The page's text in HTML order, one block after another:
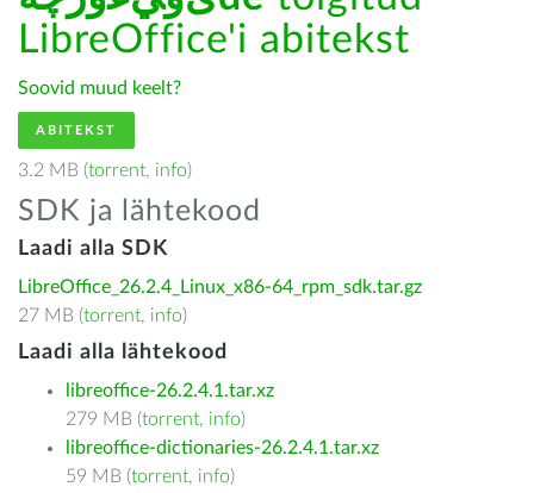
LibreOffice'i abitekst
Soovid muud keelt?
ABITEKST
3.2 MB (torrent, info)
SDK ja lähtekood
Laadi alla SDK
LibreOffice_26.2.4_Linux_x86-64_rpm_sdk.tar.gz
27 MB (torrent, info)
Laadi alla lähtekood
libreoffice-26.2.4.1.tar.xz
279 MB (torrent, info)
libreoffice-dictionaries-26.2.4.1.tar.xz
59 MB (torrent, info)